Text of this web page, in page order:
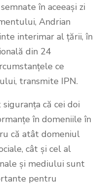
în aceeași zi
Andrian
interimar al țării, în
din 24
ce
transmite IPN.
că cei doi
în domeniile în
că atât domeniul
cât și cel al
și mediului sunt
pentru